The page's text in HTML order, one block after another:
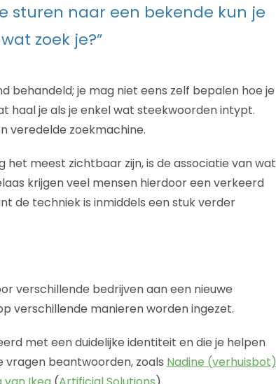
sturen naar een bekende kun je
zoek je?”
behandeld; je mag niet eens zelf bepalen hoe je
haal je als je enkel wat steekwoorden intypt.
veredelde zoekmachine.
meest zichtbaar zijn, is de associatie van wat
krijgen veel mensen hierdoor een verkeerd
de techniek is inmiddels een stuk verder
verschillende bedrijven aan een nieuwe
verschillende manieren worden ingezet.
met een duidelijke identiteit en die je helpen
vragen beantwoorden, zoals Nadine (verhuisbot)